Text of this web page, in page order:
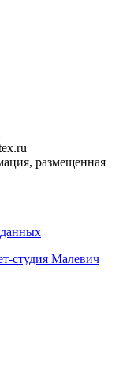
размещенная